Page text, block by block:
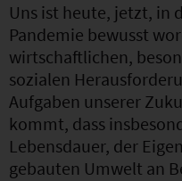
Uns ist heute, jetzt, in
Pandemie bewusst
wirtschaftlichen,
sozialen
Aufgaben unserer
kommt, dass
Lebensdauer, der
gebauten Umwelt an